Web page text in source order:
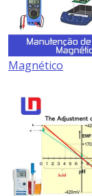
Magnético